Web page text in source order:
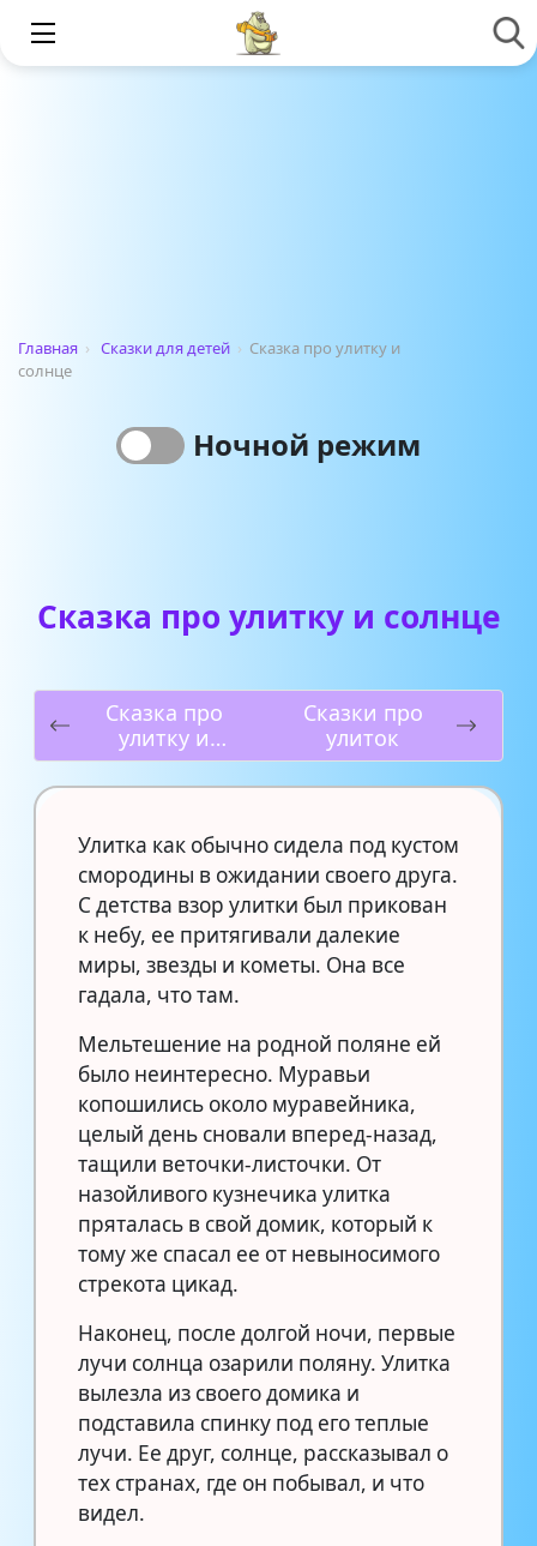
Главная › Сказки для детей › Сказка про улитку и
солнце
Ночной режим
Сказка про улитку и солнце
Сказка про
улитку и
кузнечика
Сказки про
улиток
Улитка как обычно сидела под кустом
смородины в ожидании своего друга.
С детства взор улитки был прикован
к небу, ее притягивали далекие
миры, звезды и кометы. Она все
гадала, что там.
Мельтешение на родной поляне ей
было неинтересно. Муравьи
копошились около муравейника,
целый день сновали вперед-назад,
тащили веточки-листочки. От
назойливого кузнечика улитка
пряталась в свой домик, который к
тому же спасал ее от невыносимого
стрекота цикад.
Наконец, после долгой ночи, первые
лучи солнца озарили поляну. Улитка
вылезла из своего домика и
подставила спинку под его теплые
лучи. Ее друг, солнце, рассказывал о
тех странах, где он побывал, и что
видел.